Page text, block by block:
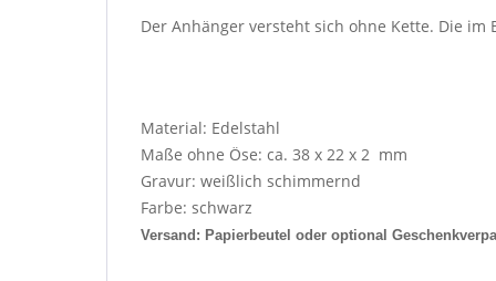
Der Anhänger versteht sich ohne Kette. Die
Material: Edelstahl
Maße ohne Öse: ca. 38 x 22 x 2 mm
Gravur: weißlich schimmernd
Farbe: schwarz
Versand: Papierbeutel oder optional